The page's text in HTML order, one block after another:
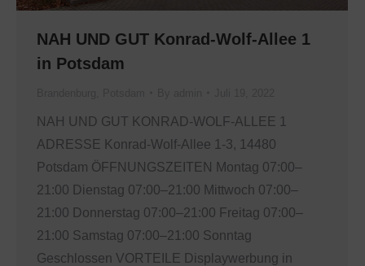
NAH UND GUT Konrad-Wolf-Allee 1
in Potsdam
NAH UND GUT KONRAD-WOLF-ALLEE 1
ADRESSE Konrad-Wolf-Allee 1-3, 14480
Potsdam ÖFFNUNGSZEITEN Montag 07:00–
21:00 Dienstag 07:00–21:00 Mittwoch 07:00–
21:00 Donnerstag 07:00–21:00 Freitag 07:00–
21:00 Samstag 07:00–21:00 Sonntag
Geschlossen VORTEILE Displaywerbung in